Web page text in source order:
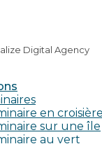
Digital Agency
en croisière
sur une île
au vert